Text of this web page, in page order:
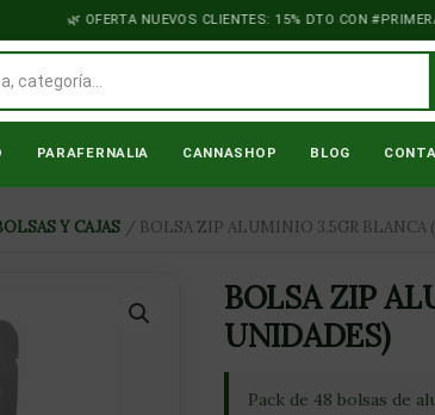
OFERTA NUEVOS CLIENTES: 15% DTO CON
PARAFERNALIA CANNASHOP BLOG
Y CAJAS / BOLSA ZIP ALUMINIO 3.5GR BLANCA
BOLSA ZIP
UNIDADES)
Pack de 48 bolsas de